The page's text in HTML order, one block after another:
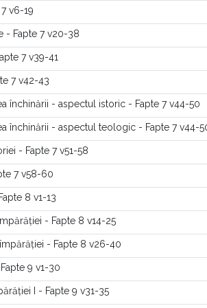
v6-19
- Fapte 7 v20-38
7 v39-41
7 v42-43
închinării - aspectul istoric - Fapte 7 v44-50
închinării - aspectul teologic - Fapte 7 v44-
- Fapte 7 v51-58
7 v58-60
8 v1-13
- Fapte 8 v14-25
- Fapte 8 v26-40
9 v1-30
I - Fapte 9 v31-35